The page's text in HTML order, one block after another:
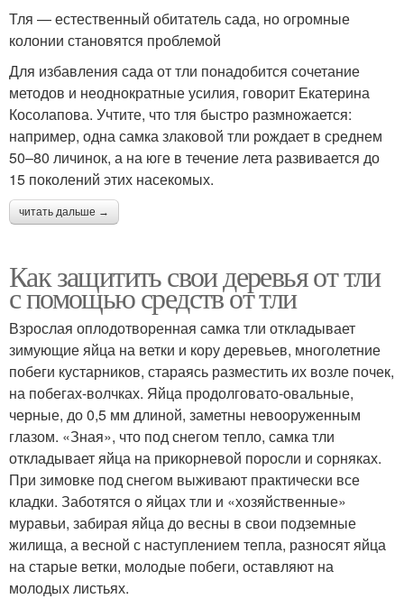
Тля — естественный обитатель сада, но огромные
колонии становятся проблемой
Для избавления сада от тли понадобится сочетание
методов и неоднократные усилия, говорит Екатерина
Косолапова. Учтите, что тля быстро размножается:
например, одна самка злаковой тли рождает в среднем
50–80 личинок, а на юге в течение лета развивается до
15 поколений этих насекомых.
читать дальше →
Как защитить свои деревья от тли
с помощью средств от тли
Взрослая оплодотворенная самка тли откладывает
зимующие яйца на ветки и кору деревьев, многолетние
побеги кустарников, стараясь разместить их возле почек,
на побегах-волчках. Яйца продолговато-овальные,
черные, до 0,5 мм длиной, заметны невооруженным
глазом. «Зная», что под снегом тепло, самка тли
откладывает яйца на прикорневой поросли и сорняках.
При зимовке под снегом выживают практически все
кладки. Заботятся о яйцах тли и «хозяйственные»
муравьи, забирая яйца до весны в свои подземные
жилища, а весной с наступлением тепла, разносят яйца
на старые ветки, молодые побеги, оставляют на
молодых листьях.